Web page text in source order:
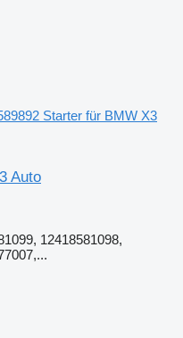
Starter für BMW X3
Auto
12418581098,